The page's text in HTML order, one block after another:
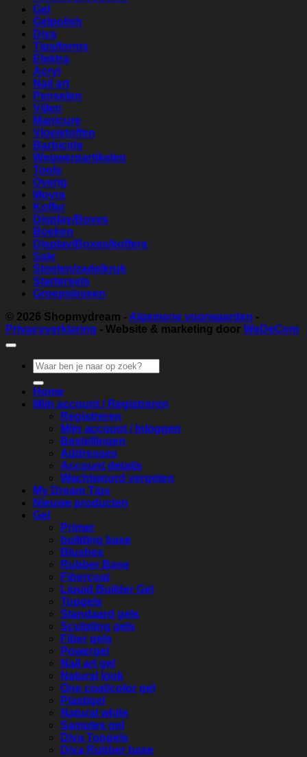
Gel
Gelpolish
Diva
Tips/forms
Elektra
Acryl
Nail art
Penselen
Vijlen
Manicure
Vloeistoffen
Barbicide
Wegwerpartikelen
Tools
Overig
Moyra
Koffer
Display/Boxes
Boeken
Display/Boxes/koffers
Sale
Stoelen/zadelkruk
Startersets
Groepslessen
© 2026 Shopmydream - Algemene voorwaarden -
Privacyverklaring - Website & marketing door WeDeCom
Zoeken
naar:
Home
Mijn account / Registreren
Registreren
Mijn account / Inloggen
Bestellingen
Addresses
Account details
Wachtwoord vergeten
My Dream Tips
Nieuwe producten
Gel
Primer
building base
Blushes
Rubber Base
Fibercoat
Liquid Builder Gel
Topgels
Standaard gels
Sculpting gels
Fiber gels
Powergel
Nail art gel
Natural look
One coat/color gel
Plastigel
Natural white
Samples gel
Diva Topgels
Diva Rubber base